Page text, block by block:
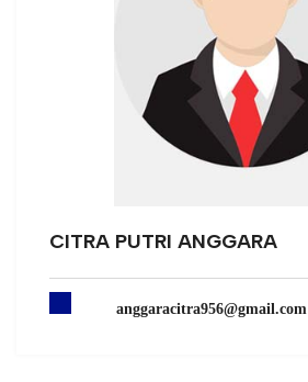
CITRA PUTRI ANGGARA
anggaracitra956@gmail.com